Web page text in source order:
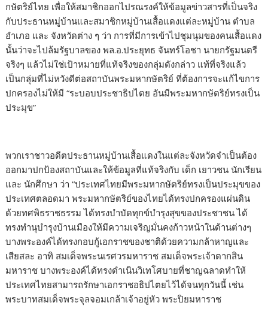
กษัตริย์ไทย เพื่อให้สมาชิกออกไปรณรงค์ให้ข้อมูลข่าวสารที่เป็นจริง
กับประธานหมู่บ้านและสมาชิกหมู่บ้านเสื้อแดงแต่ละหมู่บ้าน ตำบล
อำเภอ และ จังหวัดต่าง ๆ ว่า การที่มีการเข้าไปชุมนุมของคนเสื้อแดง
นั้นว่าจะไปล้มรัฐบาลของ พล.อ.ประยุทธ จันทร์โอชา นายกรัฐมนตรี
จริงๆ แล้วไม่ใช่เป้าหมายที่แท้จริงของกลุ่มดังกล่าว แท้ที่จริงแล้ว
เป็นกลุ่มที่ไม่หวังดีต่อสถาบันพระมหากษัตริย์ ที่ต้องการจะแก้ไขการ
ปกครองไม่ให้มี “ระบอบประชาธิปไตย อันมีพระมหากษัตริย์ทรงเป็น
ประมุข”
พวกเราชาวอดีตประธานหมู่บ้านเสื้อแดงในแต่ละจังหวัดจำเป็นต้อง
ออกมาปกป้องสถาบันและให้ข้อมูลที่แท้จริงกับ เด็ก เยาวชน นักเรียน
และ นักศึกษา ว่า “ประเทศไทยมีพระมหากษัตริย์ทรงเป็นประมุขของ
ประเทศตลอดมา พระมหากษัตริย์ของไทยได้ทรงปกครองแผ่นดิน
ด้วยทศพิธราชธรรม ได้ทรงบำบัดทุกข์บำรุงสุขของประชาชน ได้
ทรงทำนุบำรุงบ้านเมืองให้มีความเจริญมั่นคงก้าวหน้าในด้านต่างๆ
บางพระองค์ได้ทรงกอบกู้เอกราชของชาติด้วยความกล้าหาญและ
เสียสละ อาทิ สมเด็จพระนเรศวรมหาราช สมเด็จพระเจ้าตากสิน
มหาราช บางพระองค์ได้ทรงดำเนินวิเทโศบายที่ชาญฉลาดทำให้
ประเทศไทยสามารถรักษาเอกราชอธิปไตยไว้ได้จนทุกวันนี้ เช่น
พระบาทสมเด็จพระจุลจอมเกล้าเจ้าอยู่หัว พระปิยมหาราช